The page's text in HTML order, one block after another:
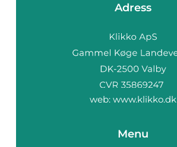
Adress
web: www.klikko.dk
Menu